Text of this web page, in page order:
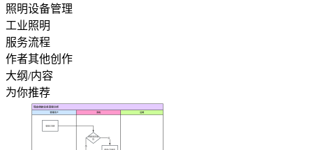
照明设备管理
工业照明
服务流程
作者其他创作
大纲/内容
为你推荐